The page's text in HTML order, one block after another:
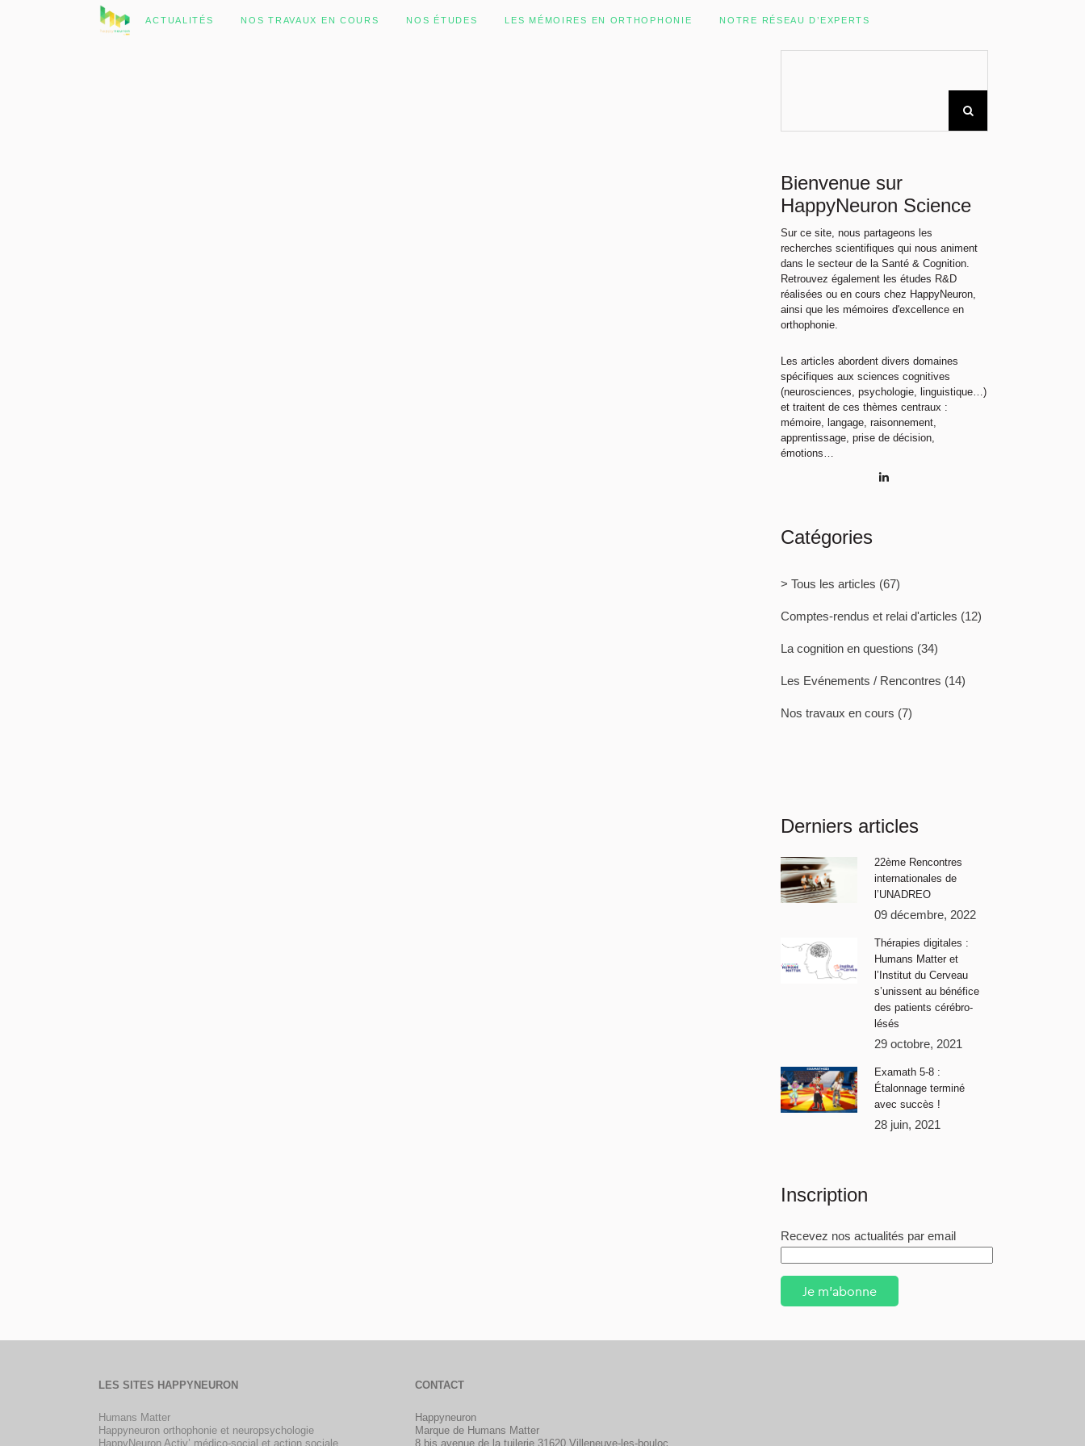
ACTUALITÉS NOS TRAVAUX EN COURS NOS ÉTUDES LES MÉMOIRES EN ORTHOPHONIE NOTRE RÉSEAU D’EXPERTS
No posts were found.
Rechercher sur le site
Bienvenue sur
HappyNeuron Science
Sur ce site, nous partageons les
recherches scientifiques qui nous animent
dans le secteur de la Santé & Cognition.
Retrouvez également les études R&D
réalisées ou en cours chez HappyNeuron,
ainsi que les mémoires d'excellence en
orthophonie.
Les articles abordent divers domaines
spécifiques aux sciences cognitives
(neurosciences, psychologie, linguistique…)
et traitent de ces thèmes centraux :
mémoire, langage, raisonnement,
apprentissage, prise de décision,
émotions…
Catégories
> Tous les articles (67)
Comptes-rendus et relai d'articles (12)
La cognition en questions (34)
Les Evénements / Rencontres (14)
Nos travaux en cours (7)
Derniers articles
22ème Rencontres
internationales de
l’UNADREO
09 décembre, 2022
Thérapies digitales :
Humans Matter et
l’Institut du Cerveau
s’unissent au bénéfice
des patients cérébro-
lésés
29 octobre, 2021
Examath 5-8 :
Étalonnage terminé
avec succès !
28 juin, 2021
Inscription
Recevez nos actualités par email
Je m'abonne
LES SITES HAPPYNEURON
Humans Matter
Happyneuron orthophonie et neuropsychologie
HappyNeuron Activ’ médico-social et action sociale
CONTACT
Happyneuron
Marque de Humans Matter
8 bis avenue de la tuilerie 31620 Villeneuve-les-bouloc